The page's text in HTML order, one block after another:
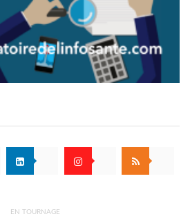
EN TOURNAGE